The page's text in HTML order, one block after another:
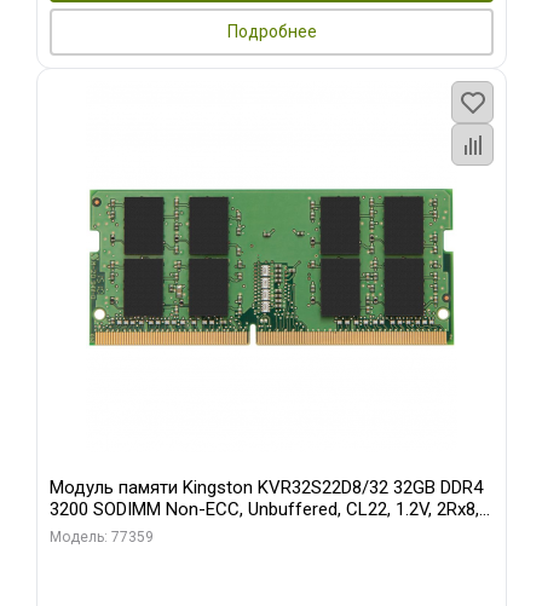
Подробнее
Модуль памяти Kingston KVR32S22D8/32 32GB DDR4
3200 SODIMM Non-ECC, Unbuffered, CL22, 1.2V, 2Rx8,
RTL (310924)
Модель: 77359